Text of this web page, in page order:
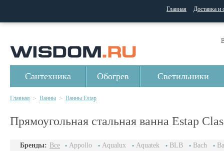
Главная Доставка и
Сантехника Обогрев Светильники
Главная > Ванны > Ванны Estap
Прямоугольная стальная ванна Estap
Бренды: Все Appollo Aqualux Aquatek BLB Bach